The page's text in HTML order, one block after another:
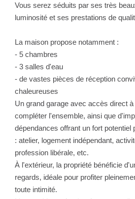
Vous serez séduits par ses très
luminosité et ses prestations de
La maison propose notamment :
- 5 chambres
- 3 salles d'eau
- de vastes pièces de réception
chaleureuses
Un grand garage avec accès direct
compléter l'ensemble, ainsi que
dépendances offrant un fort potentiel
: atelier, logement indépendant,
profession libérale, etc.
À l'extérieur, la propriété bénéficie
regards, idéale pour profiter
toute intimité.